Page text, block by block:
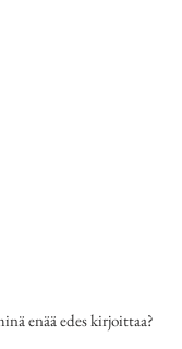
enää edes kirjoittaa?